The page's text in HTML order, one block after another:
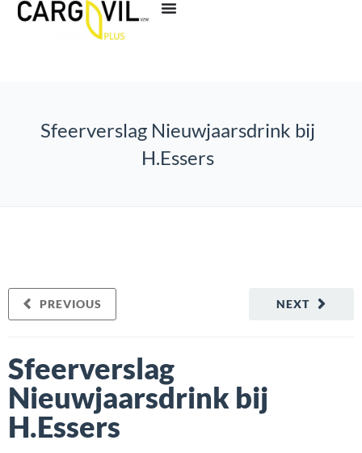
Sfeerverslag Nieuwjaarsdrink bij
H.Essers
NEXT
PREVIOUS
Sfeerverslag
Nieuwjaarsdrink bij
H.Essers